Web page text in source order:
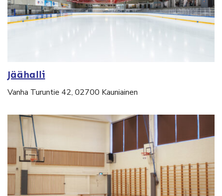
Jäähalli
Vanha Turuntie 42, 02700 Kauniainen